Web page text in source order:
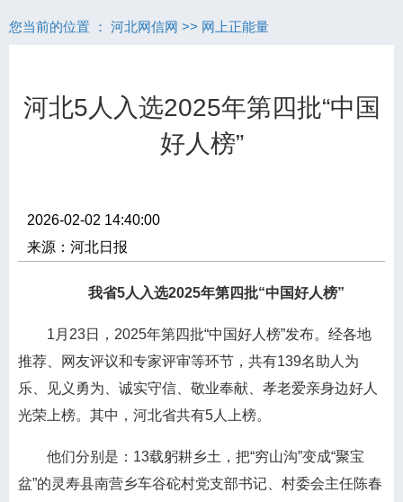
您当前的位置 ： 河北网信网 >> 网上正能量
河北5人入选2025年第四批“中国
好人榜”
2026-02-02 14:40:00
来源：河北日报
我省5人入选2025年第四批“中国好人榜”
1月23日，2025年第四批“中国好人榜”发布。经各地
推荐、网友评议和专家评审等环节，共有139名助人为
乐、见义勇为、诚实守信、敬业奉献、孝老爱亲身边好人
光荣上榜。其中，河北省共有5人上榜。
他们分别是：13载躬耕乡土，把“穷山沟”变成“聚宝
盆”的灵寿县南营乡车谷砣村党支部书记、村委会主任陈春